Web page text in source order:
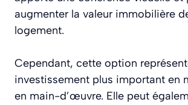
augmenter la valeur immobilière
logement.
Cependant, cette option
investissement plus important en
en main-d’œuvre. Elle peut